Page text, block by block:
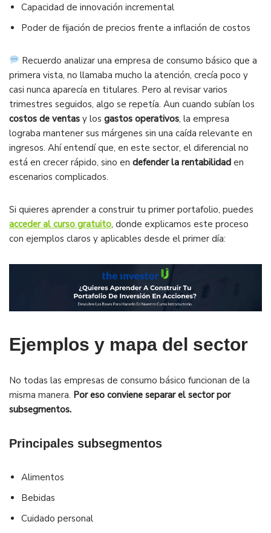
Capacidad de innovación incremental
Poder de fijación de precios frente a inflación de costos
Recuerdo analizar una empresa de consumo básico que a
primera vista, no llamaba mucho la atención, crecía poco y
casi nunca aparecía en titulares. Pero al revisar varios
trimestres seguidos, algo se repetía. Aun cuando subían los
costos de ventas y los gastos operativos, la empresa
lograba mantener sus márgenes sin una caída relevante en
ingresos. Ahí entendí que, en este sector, el diferencial no
está en crecer rápido, sino en defender la rentabilidad en
escenarios complicados.
Si quieres aprender a construir tu primer portafolio, puedes
acceder al curso gratuito, donde explicamos este proceso
con ejemplos claros y aplicables desde el primer día:
Ejemplos y mapa del sector
No todas las empresas de consumo básico funcionan de la
misma manera. Por eso conviene separar el sector por
subsegmentos.
Principales subsegmentos
Alimentos
Bebidas
Cuidado personal